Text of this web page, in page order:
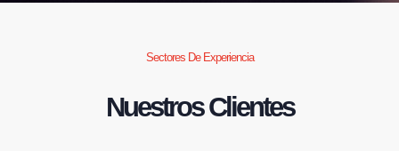
Sectores De Experiencia
Nuestros Clientes